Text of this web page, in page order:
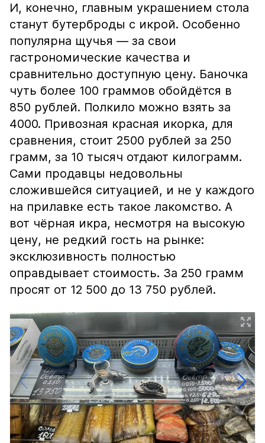
И, конечно, главным украшением стола
станут бутерброды с икрой. Особенно
популярна щучья — за свои
гастрономические качества и
сравнительно доступную цену. Баночка
чуть более 100 граммов обойдётся в
850 рублей. Полкило можно взять за
4000. Привозная красная икорка, для
сравнения, стоит 2500 рублей за 250
грамм, за 10 тысяч отдают килограмм.
Сами продавцы недовольны
сложившейся ситуацией, и не у каждого
на прилавке есть такое лакомство. А
вот чёрная икра, несмотря на высокую
цену, не редкий гость на рынке:
эксклюзивность полностью
оправдывает стоимость. За 250 грамм
просят от 12 500 до 13 750 рублей.